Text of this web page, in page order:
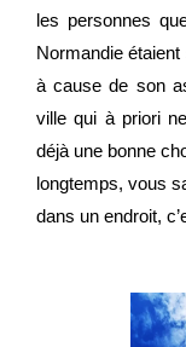
les personnes
Normandie
à cause de son
ville qui à priori
déjà une bonne
longtemps, vous
dans un endroit,